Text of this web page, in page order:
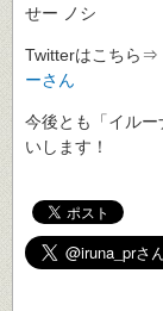
せー ノシ
Twitterはこちら⇒
ーさん
今後とも「イル
いします！